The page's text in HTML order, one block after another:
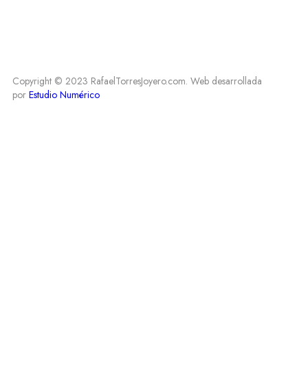
Copyright © 2023 RafaelTorresJoyero.com. Web desarrollada
por Estudio Numérico